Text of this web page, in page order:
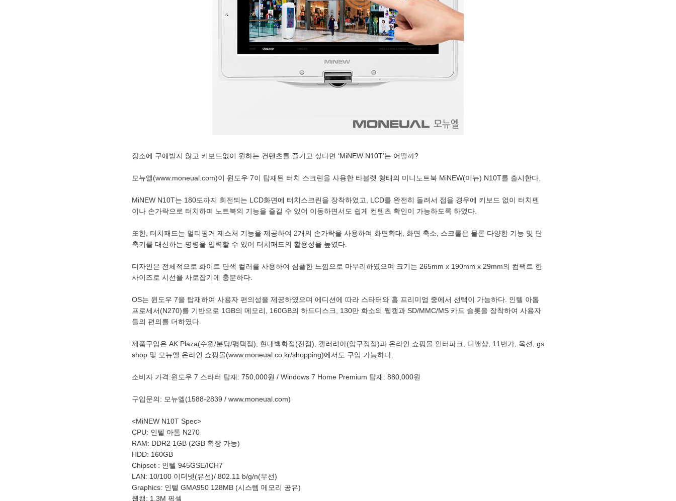
장소에 구애받지 않고 키보드없이 원하는 컨텐츠를 즐기고 싶다면 ‘MiNEW N10T’는 어떨까?
모뉴엘(www.moneual.com)이 윈도우 7이 탑재된 터치 스크린을 사용한 타블렛 형태의 미니노트북 MiNEW(미뉴) N10T를 출시한다.
MiNEW N10T는 180도까지 회전되는 LCD화면에 터치스크린을 장착하였고, LCD를 완전히 돌려서 접을 경우에 키보드 없이 터치펜
이나 손가락으로 터치하며 노트북의 기능을 즐길 수 있어 이동하면서도 쉽게 컨텐츠 확인이 가능하도록 하였다.
또한, 터치패드는 멀티핑거 제스처 기능을 제공하여 2개의 손가락을 사용하여 화면확대, 화면 축소, 스크롤은 물론 다양한 기능 및 단
축키를 대신하는 명령을 입력할 수 있어 터치패드의 활용성을 높였다.
디자인은 전체적으로 화이트 단색 컬러를 사용하여 심플한 느낌으로 마무리하였으며 크기는 265mm x 190mm x 29mm의 컴팩트 한
사이즈로 시선을 사로잡기에 충분하다.
OS는 윈도우 7을 탑재하여 사용자 편의성을 제공하였으며 에디션에 따라 스타터와 홈 프리미엄 중에서 선택이 가능하다. 인텔 아톰
프로세서(N270)를 기반으로 1GB의 메모리, 160GB의 하드디스크, 130만 화소의 웹캠과 SD/MMC/MS 카드 슬롯을 장착하여 사용자
들의 편의를 더하였다.
제품구입은 AK Plaza(수원/분당/평택점), 현대백화점(전점), 갤러리아(압구정점)과 온라인 쇼핑몰 인터파크, 디앤샵, 11번가, 옥션, gs
shop 및 모뉴엘 온라인 쇼핑몰(www.moneual.co.kr/shopping)에서도 구입 가능하다.
소비자 가격:윈도우 7 스타터 탑재: 750,000원 / Windows 7 Home Premium 탑재: 880,000원
구입문의: 모뉴엘(1588-2839 / www.moneual.com)
<MiNEW N10T Spec>
CPU: 인텔 아톰 N270
RAM: DDR2 1GB (2GB 확장 가능)
HDD: 160GB
Chipset : 인텔 945GSE/ICH7
LAN: 10/100 이더넷(유선)/ 802.11 b/g/n(무선)
Graphics: 인텔 GMA950 128MB (시스템 메모리 공유)
웹캠: 1.3M 픽셀